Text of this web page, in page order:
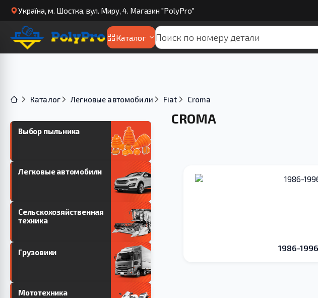
Українa, м. Шостка, вул. Миру, 4. Магазин "PolyPro"
Каталог
Каталог Легковые автомобили Fiat Croma
Выбор пыльника
Легковые автомобили
Сельскохозяйственная
техника
Грузовики
Мототехника
CROMA
1986-1996